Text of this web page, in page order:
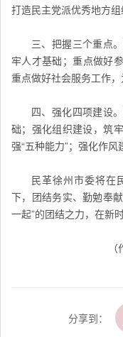
打造民主党派优秀地方组
三、把握三个重点
牢人才基础；重点做好
重点做好社会服务工作，
四、强化四项建设
础；强化组织建设，筑
强“五种能力”；强化作风
民革徐州市委将在
下，团结务实、勤勉奉
一起”的团结之力，在新
分享到：